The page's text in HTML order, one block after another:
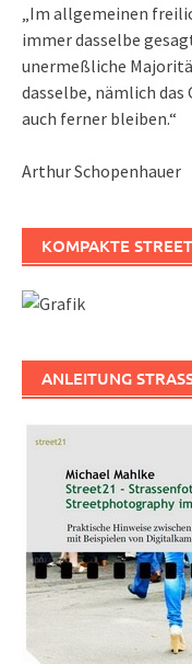
„Im allgemeinen
immer dasselbe
unermeßliche
dasselbe, nämlich das
auch ferner bleiben.“
Arthur Schopenhauer
KOMPAKTE
ANLEITUNG